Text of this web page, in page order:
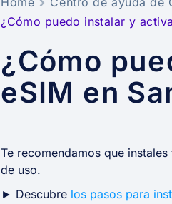
¿Cómo puedo instalar y
¿Cómo
eSIM en
Te recomendamos que
de uso.
► Descubre los pasos para